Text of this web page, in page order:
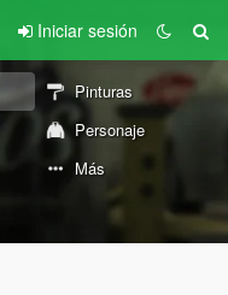
Iniciar sesión
Pinturas
Personaje
Más